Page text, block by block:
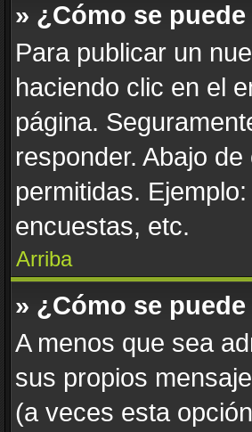
» ¿Cómo se
Para publicar un
haciendo clic en el
página.
responder. Abajo
permitidas.
encuestas, etc.
Arriba
» ¿Cómo se
A menos que sea
sus propios
(a veces esta